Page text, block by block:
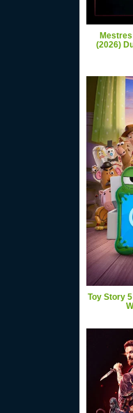
(2026)
Toy Story